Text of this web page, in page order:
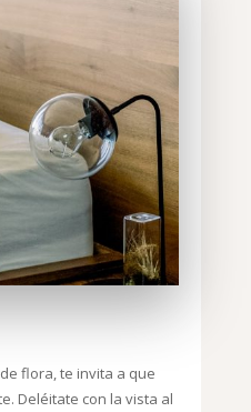
flora, te invita a que
Deléitate con la vista al